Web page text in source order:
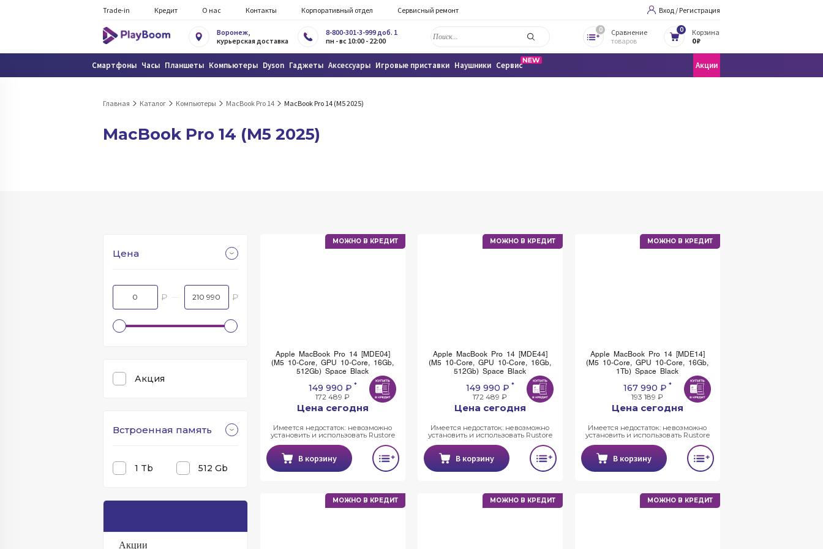
Trade-in Кредит О нас Контакты Корпоративный отдел Сервисный ремонт Вход / Регистрация
Воронеж,
курьерская доставка
8-800-301-3-999 доб. 1
пн - вс 10:00 - 22:00
0
Сравнение
товаров
0
Корзина
0 ₽
Смартфоны Часы Планшеты Компьютеры Dyson Гаджеты Аксессуары Игровые приставки Наушники Сервис Акции
Главная Каталог Компьютеры MacBook Pro 14 MacBook Pro 14 (M5 2025)
MacBook Pro 14 (M5 2025)
Цена
₽ ₽
Акция
Встроенная память
1 Tb 512 Gb
Акции
МОЖНО В КРЕДИТ
Apple MacBook Pro 14 [MDE04]
(M5 10-Core, GPU 10-Core, 16Gb,
512Gb) Space Black
149 990 ₽ *
172 489 ₽
Цена сегодня
Имеется недостаток: невозможно
установить и использовать Rustore
В корзину
МОЖНО В КРЕДИТ
Apple MacBook Pro 14 [MDE44]
(M5 10-Core, GPU 10-Core, 16Gb,
512Gb) Space Black
149 990 ₽ *
172 489 ₽
Цена сегодня
Имеется недостаток: невозможно
установить и использовать Rustore
В корзину
МОЖНО В КРЕДИТ
Apple MacBook Pro 14 [MDE14]
(M5 10-Core, GPU 10-Core, 16Gb,
1Tb) Space Black
167 990 ₽ *
193 189 ₽
Цена сегодня
Имеется недостаток: невозможно
установить и использовать Rustore
В корзину
МОЖНО В КРЕДИТ МОЖНО В КРЕДИТ МОЖНО В КРЕДИТ